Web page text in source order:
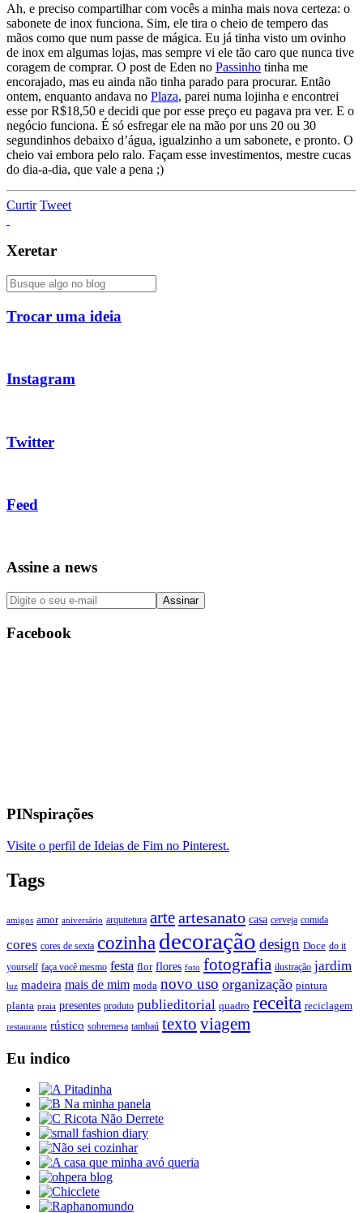
Ah, e preciso compartilhar com vocês a minha mais nova certeza: o
sabonete de inox funciona. Sim, ele tira o cheio de tempero das
mãos como que num passe de mágica. Eu já tinha visto um ovinho
de inox em algumas lojas, mas sempre vi ele tão caro que nunca tive
coragem de comprar. O post de Eden no Passinho tinha me
encorajado, mas eu ainda não tinha parado para procurar. Então
ontem, enquanto andava no Plaza, parei numa lojinha e encontrei
esse por R$18,50 e decidi que por esse preço eu pagava pra ver. E o
negócio funciona. É só esfregar ele na mão por uns 20 ou 30
segundinhos debaixo d’água, igualzinho a um sabonete, e pronto. O
cheio vai embora pelo ralo. Façam esse investimentos, mestre cucas
do dia-a-dia, que vale a pena ;)
Curtir Tweet
Xeretar
Trocar uma ideia
Instagram
Twitter
Feed
Assine a news
Facebook
PINspirações
Visite o perfil de Ideias de Fim no Pinterest.
Tags
amigos amor aniversário arquitetura arteartesanato casa cerveja comida
cores cores de sexta cozinha decoração design Doce do it
yourself faça você mesmo festa flor flores foto fotografia ilustração jardim
luz madeira mais de mim moda novo uso organização pintura
planta praia presentes produto publieditorial quadro receita reciclagem
restaurante rústico sobremesa tambaú texto viagem
Eu indico